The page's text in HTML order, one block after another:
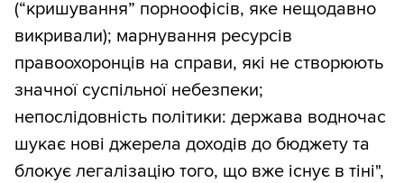
(“кришування” порноофісів, яке нещодавно
викривали); марнування ресурсів
правоохоронців на справи, які не створюють
значної суспільної небезпеки;
непослідовність політики: держава водночас
шукає нові джерела доходів до бюджету та
блокує легалізацію того, що вже існує в тіні",